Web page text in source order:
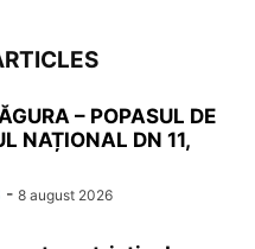
– POPASUL DE
NAȚIONAL DN 11,
- 8 august 2026